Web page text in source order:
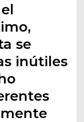
se
inútiles